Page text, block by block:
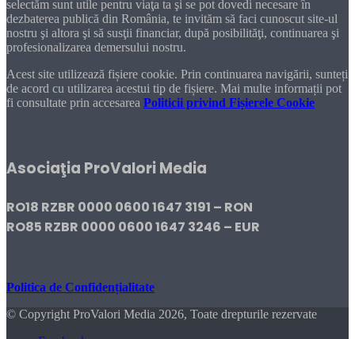
selectăm sunt utile pentru viaţa ta şi se pot dovedi necesare în
dezbaterea publică din România, te invităm să faci cunoscut site-ul
nostru şi altora şi să susţii financiar, după posibilităţi, continuarea şi
profesionalizarea demersului nostru.
Acest site utilizează fișiere cookie. Prin continuarea navigării, sunteți
de acord cu utilizarea acestui tip de fișiere. Mai multe informații pot
fi consultate prin accesarea Politicii privind Fișierele Cookie
Asociaţia ProValori Media
RO18 RZBR 0000 0600 1647 3191 – RON
RO85 RZBR 0000 0600 1647 3246 – EUR
Politica de Confidențialitate
© Copyright ProValori Media 2026, Toate drepturile rezervate